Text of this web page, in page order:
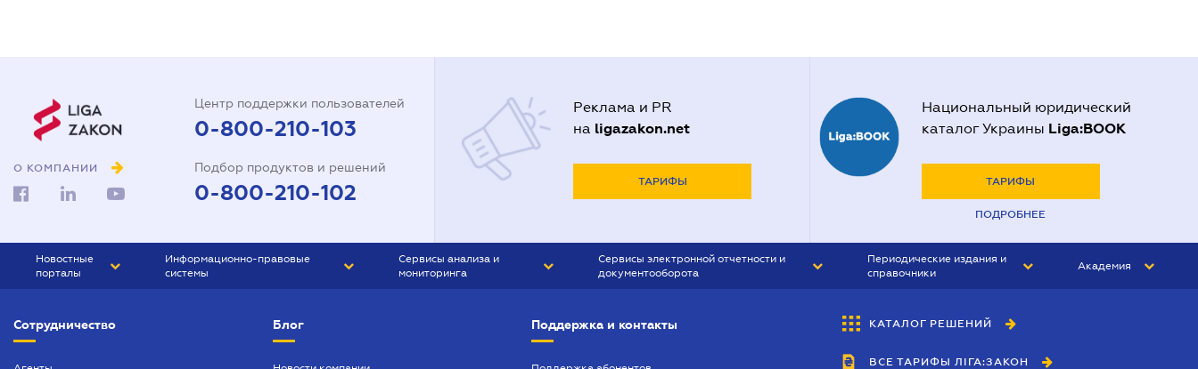
О КОМПАНИИ
Центр поддержки пользователей
0-800-210-103
Подбор продуктов и решений
0-800-210-102
Реклама и PR
на ligazakon.net
ТАРИФЫ
Национальный юридический
каталог Украины Liga:BOOK
ТАРИФЫ
ПОДРОБНЕЕ
Новостные
порталы
БИЗНЕС
Информационно-правовые
системы
Сервисы анализа и
мониторинга
Сервисы электронной отчетности и
документооборота
Периодические издания и
справочники
БУХГАЛТЕР&ЗАКОН
ВЕСТНИК МСФО
Академия
Сотрудничество Блог Поддержка и контакты КАТАЛОГ РЕШЕНИЙ
ВСЕ ТАРИФЫ ЛІГА:ЗАКОН